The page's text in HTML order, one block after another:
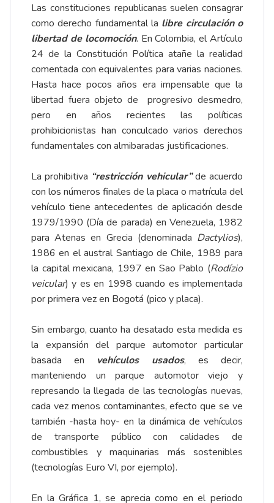
Las constituciones republicanas suelen consagrar
como derecho fundamental la libre circulación o
libertad de locomoción. En Colombia, el Artículo
24 de la Constitución Política atañe la realidad
comentada con equivalentes para varias naciones.
Hasta hace pocos años era impensable que la
libertad fuera objeto de progresivo desmedro,
pero en años recientes las políticas
prohibicionistas han conculcado varios derechos
fundamentales con almibaradas justificaciones.
La prohibitiva “restricción vehicular”de acuerdo
con los números finales de la placa o matrícula del
vehículo tiene antecedentes de aplicación desde
1979/1990 (Día de parada) en Venezuela, 1982
para Atenas en Grecia (denominada Dactylios),
1986 en el austral Santiago de Chile, 1989 para
la capital mexicana, 1997 en Sao Pablo (Rodízio
veicular) y es en 1998 cuando es implementada
por primera vez en Bogotá (pico y placa).
Sin embargo, cuanto ha desatado esta medida es
la expansión del parque automotor particular
basada en vehículos usados, es decir,
manteniendo un parque automotor viejo y
represando la llegada de las tecnologías nuevas,
cada vez menos contaminantes, efecto que se ve
también -hasta hoy- en la dinámica de vehículos
de transporte público con calidades de
combustibles y maquinarias más sostenibles
(tecnologías Euro VI, por ejemplo).
En la Gráfica 1, se aprecia como en el periodo